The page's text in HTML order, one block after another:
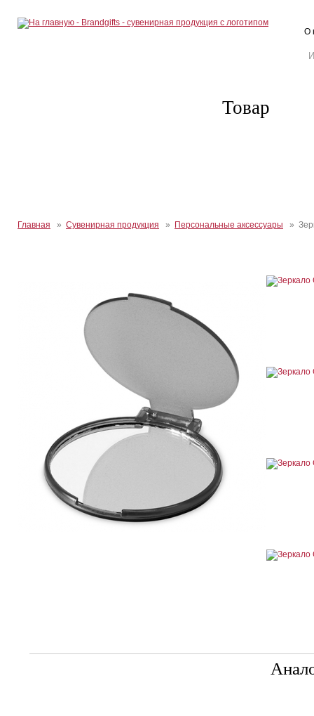
О
Товар
Главная » Сувенирная продукция » Персональные аксессуары »